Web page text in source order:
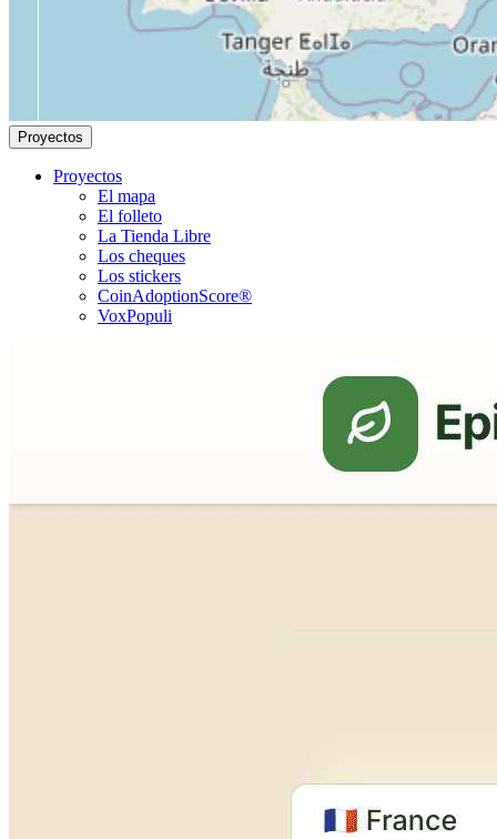
Proyectos
Proyectos
El mapa
El folleto
La Tienda Libre
Los cheques
Los stickers
CoinAdoptionScore®
VoxPopuli